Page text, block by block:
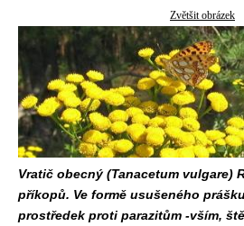
Zvětšit obrázek
Vratič obecný (Tanacetum vulgare)
příkopů. Ve formě usušeného
prostředek proti parazitům -vším,